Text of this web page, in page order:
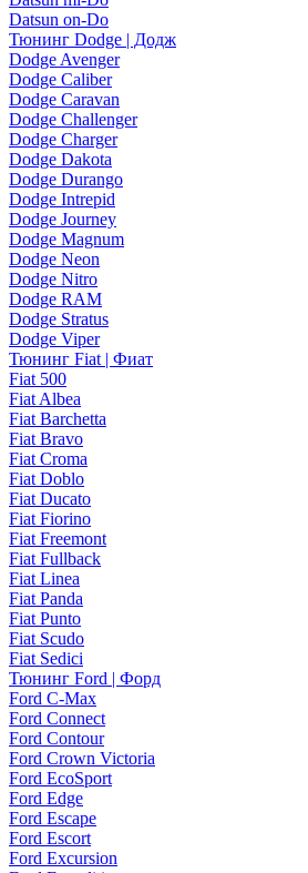
Datsun on-Do
Тюнинг Dodge | Додж
Dodge Avenger
Dodge Caliber
Dodge Caravan
Dodge Challenger
Dodge Charger
Dodge Dakota
Dodge Durango
Dodge Intrepid
Dodge Journey
Dodge Magnum
Dodge Neon
Dodge Nitro
Dodge RAM
Dodge Stratus
Dodge Viper
Тюнинг Fiat | Фиат
Fiat 500
Fiat Albea
Fiat Barchetta
Fiat Bravo
Fiat Croma
Fiat Doblo
Fiat Ducato
Fiat Fiorino
Fiat Freemont
Fiat Fullback
Fiat Linea
Fiat Panda
Fiat Punto
Fiat Scudo
Fiat Sedici
Тюнинг Ford | Форд
Ford C-Max
Ford Connect
Ford Contour
Ford Crown Victoria
Ford EcoSport
Ford Edge
Ford Escape
Ford Escort
Ford Excursion